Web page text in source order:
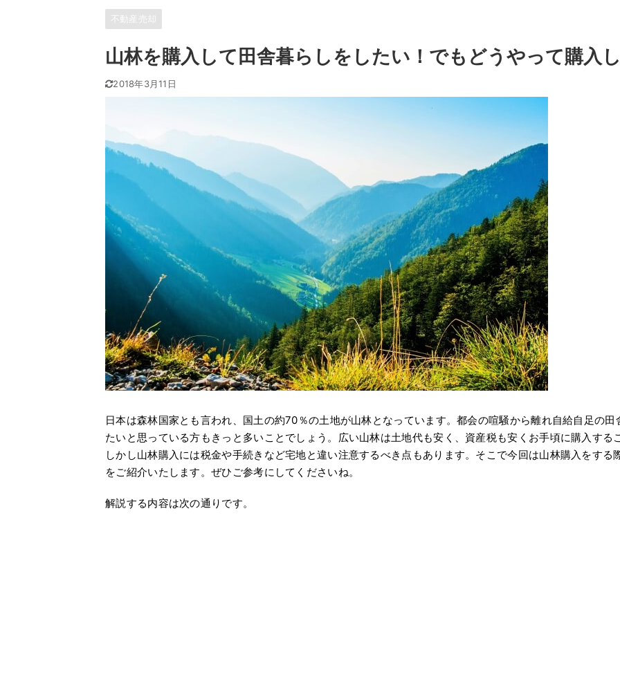
不動産売却
山林を購入して田舎暮らしをしたい！でもどうやって購入
2018年3月11日
日本は森林国家とも言われ、国土の約70％の土地が山林となっています。都会の喧騒から離れ自給自足の
たいと思っている方もきっと多いことでしょう。広い山林は土地代も安く、資産税も安くお手頃に購入する
しかし山林購入には税金や手続きなど宅地と違い注意するべき点もあります。そこで今回は山林購入をす
をご紹介いたします。ぜひご参考にしてくださいね。
解説する内容は次の通りです。